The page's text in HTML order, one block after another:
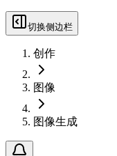
切换侧边栏
创作
图像
图像生成